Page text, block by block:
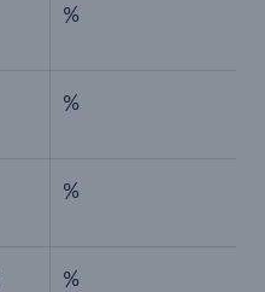
%
%
%
%